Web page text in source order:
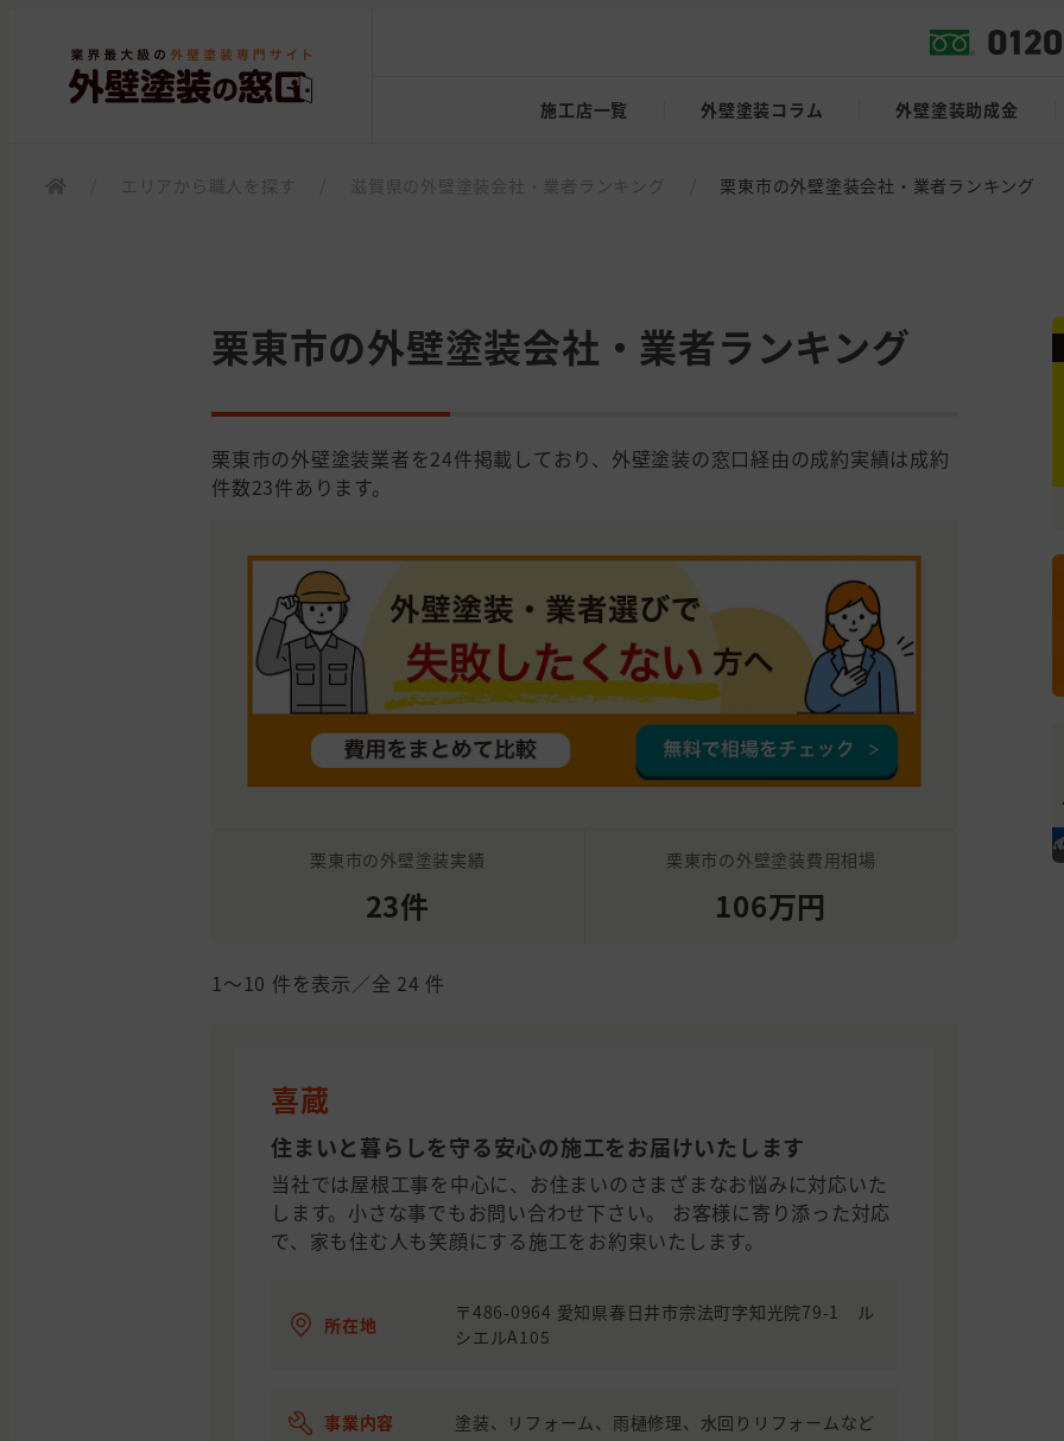
施工店一覧 外壁塗装コラム 外壁塗装助成金
栗東市の外壁塗装会社・業者ランキング
栗東市の外壁塗装会社・業者ランキング
栗東市の外壁塗装業者を24件掲載しており、外壁塗装の窓口経由の成約実績は成約
件数23件あります。
栗東市の外壁塗装実績
23件
栗東市の外壁塗装費用相場
106万円
1〜10 件を表示／全 24 件
喜蔵
住まいと暮らしを守る安心の施工をお届けいたします
当社では屋根工事を中心に、お住まいのさまざまなお悩みに対応いた
します。小さな事でもお問い合わせ下さい。 お客様に寄り添った対応
で、家も住む人も笑顔にする施工をお約束いたします。
所在地
〒486-0964 愛知県春日井市宗法町字知光院79-1 ル
シエルA105
事業内容 塗装、リフォーム、雨樋修理、水回りリフォームなど